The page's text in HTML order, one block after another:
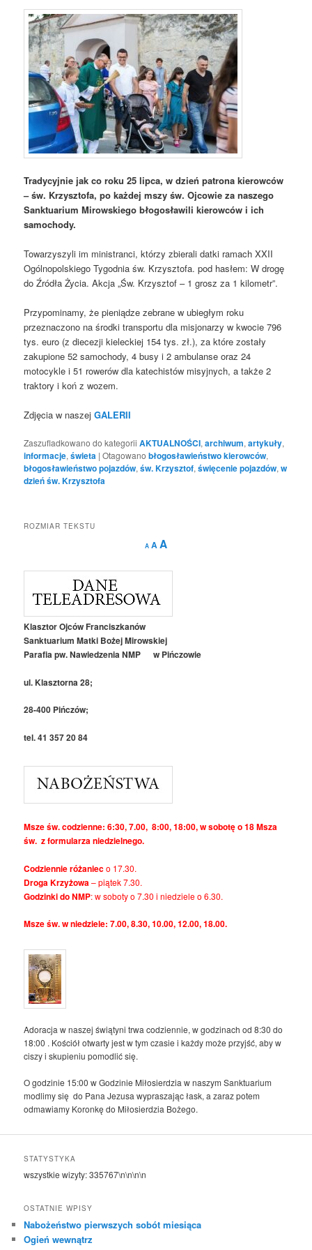
Tradycyjnie jak co roku 25 lipca, w dzień patrona kierowców
– św. Krzysztofa, po każdej mszy św. Ojcowie za naszego
Sanktuarium Mirowskiego błogosławili kierowców i ich
samochody.
Towarzyszyli im ministranci, którzy zbierali datki ramach XXII
Ogólnopolskiego Tygodnia św. Krzysztofa. pod hasłem: W drogę
do Źródła Życia. Akcja „Św. Krzysztof – 1 grosz za 1 kilometr”.
Przypominamy, że pieniądze zebrane w ubiegłym roku
przeznaczono na środki transportu dla misjonarzy w kwocie 796
tys. euro (z diecezji kieleckiej 154 tys. zł.), za które zostały
zakupione 52 samochody, 4 busy i 2 ambulanse oraz 24
motocykle i 51 rowerów dla katechistów misyjnych, a także 2
traktory i koń z wozem.
Zdjęcia w naszejGALERII
Zaszufladkowano do kategorii AKTUALNOŚCI,archiwum,artykuły,
informacje,świeta |Otagowano błogosławieństwo kierowców,
błogosławieństwo pojazdów,św. Krzysztof,święcenie pojazdów,w
dzień św. Krzysztofa
ROZMIAR TEKSTU
A
Decrease
font
A Reset
AIncrease
Klasztor Ojców Franciszkanów
Sanktuarium Matki Bożej Mirowskiej
Parafia pw. Nawiedzenia NMP w Pińczowie
ul. Klasztorna 28;
28-400 Pińczów;
tel. 41 357 20 84
Msze św. codzienne: 6:30, 7.00, 8:00, 18:00, w sobotę o 18 Msza
św. z formularza niedzielnego.
Codziennie różanieco 17.30.
Droga Krzyżowa– piątek 7.30.
Godzinki do NMP: w soboty o 7.30 i niedziele o 6.30.
Msze św. w niedziele: 7.00, 8.30, 10.00, 12.00, 18.00.
Adoracja w naszej świątyni trwa codziennie, w godzinach od 8:30 do
18:00 . Kościół otwarty jest w tym czasie i każdy może przyjść, aby w
ciszy i skupieniu pomodlić się.
O godzinie 15:00 w Godzinie Miłosierdzia w naszym Sanktuarium
modlimy się do Pana Jezusa wypraszając łask, a zaraz potem
odmawiamy Koronkę do Miłosierdzia Bożego.
STATYSTYKA
wszystkie wizyty:335767\n\n\n\n
OSTATNIE WPISY
Nabożeństwo pierwszych sobót miesiąca
Ogień wewnątrz